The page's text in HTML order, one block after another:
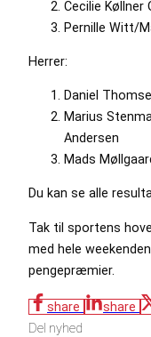
Cecilie Køllner
Pernille Witt/
Herrer:
Daniel
Marius
Andersen
Mads
Du kan se alle
Tak til sportens
med hele
pengepræmier.
share share
Del nyhed